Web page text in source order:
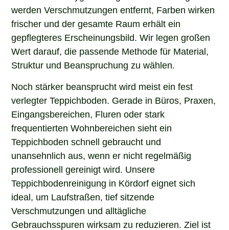
werden Verschmutzungen entfernt, Farben wirken
frischer und der gesamte Raum erhält ein
gepflegteres Erscheinungsbild. Wir legen großen
Wert darauf, die passende Methode für Material,
Struktur und Beanspruchung zu wählen.
Noch stärker beansprucht wird meist ein fest
verlegter Teppichboden. Gerade in Büros, Praxen,
Eingangsbereichen, Fluren oder stark
frequentierten Wohnbereichen sieht ein
Teppichboden schnell gebraucht und
unansehnlich aus, wenn er nicht regelmäßig
professionell gereinigt wird. Unsere
Teppichbodenreinigung in Kördorf eignet sich
ideal, um Laufstraßen, tief sitzende
Verschmutzungen und alltägliche
Gebrauchsspuren wirksam zu reduzieren. Ziel ist